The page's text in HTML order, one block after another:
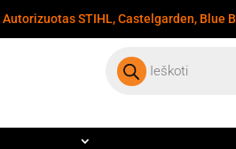
Autorizuotas STIHL, Castelgarden, Blue
search